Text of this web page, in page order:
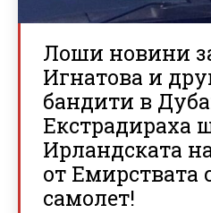
Лоши новини
Игнатова и
бандити в
Екстрадираха
Ирландската
от Емирствата
самолет!